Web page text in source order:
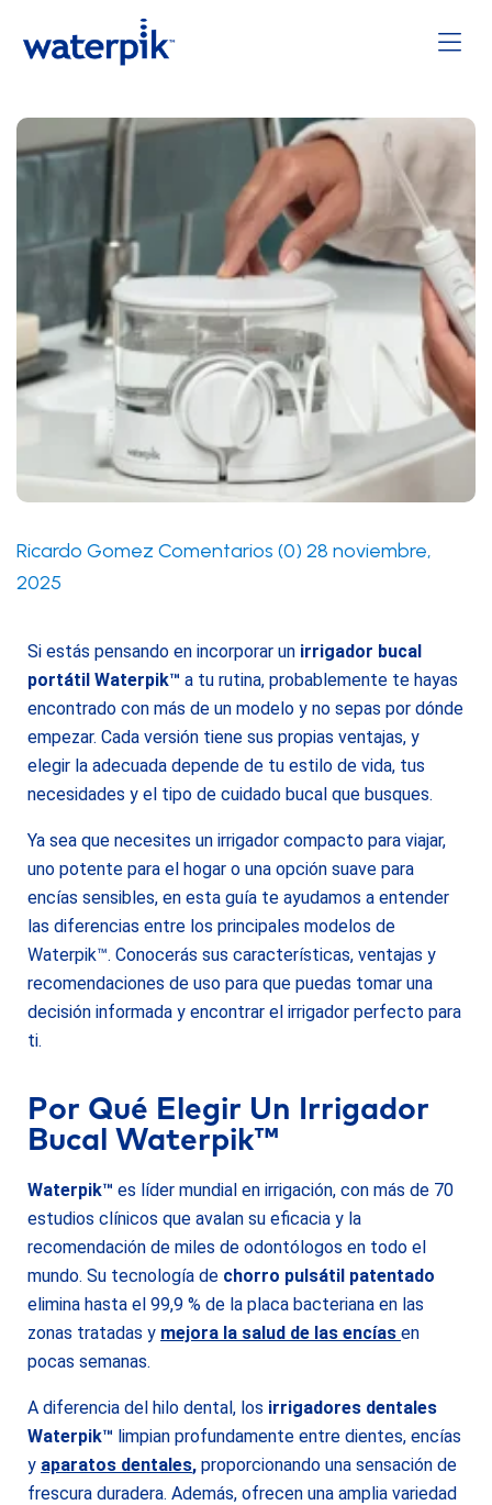
Ricardo Gomez Comentarios (0) 28 noviembre,
2025
Si estás pensando en incorporar un irrigador bucal
portátil Waterpik™ a tu rutina, probablemente te hayas
encontrado con más de un modelo y no sepas por dónde
empezar. Cada versión tiene sus propias ventajas, y
elegir la adecuada depende de tu estilo de vida, tus
necesidades y el tipo de cuidado bucal que busques.
Ya sea que necesites un irrigador compacto para viajar,
uno potente para el hogar o una opción suave para
encías sensibles, en esta guía te ayudamos a entender
las diferencias entre los principales modelos de
Waterpik™. Conocerás sus características, ventajas y
recomendaciones de uso para que puedas tomar una
decisión informada y encontrar el irrigador perfecto para
ti.
Por Qué Elegir Un Irrigador
Bucal Waterpik™
Waterpik™ es líder mundial en irrigación, con más de 70
estudios clínicos que avalan su eficacia y la
recomendación de miles de odontólogos en todo el
mundo. Su tecnología de chorro pulsátil patentado
elimina hasta el 99,9 % de la placa bacteriana en las
zonas tratadas y mejora la salud de las encías en
pocas semanas.
A diferencia del hilo dental, los irrigadores dentales
Waterpik™ limpian profundamente entre dientes, encías
y aparatos dentales, proporcionando una sensación de
frescura duradera. Además, ofrecen una amplia variedad